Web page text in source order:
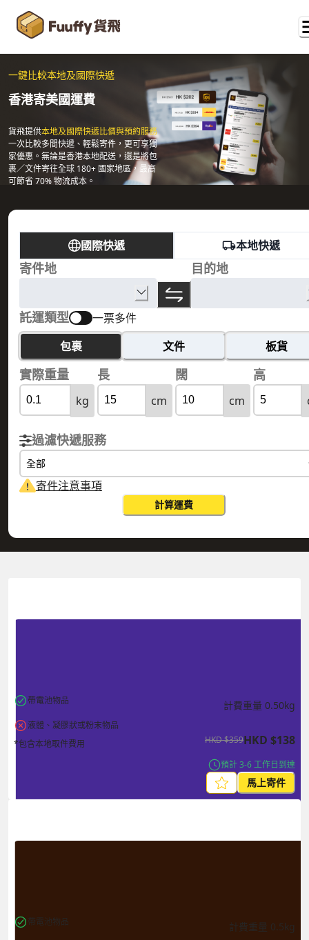
一鍵比較本地及國際快遞
香港寄美國運費
貨飛提供本地及國際快遞比價與預約服務
一次比較多間快遞、輕鬆寄件，更可享獨
家優惠。無論是香港本地配送，還是將包
裹／文件寄往全球 180+ 國家地區，最高
可節省 70% 物流成本。
國際快遞 本地快遞
寄件地 目的地
託運類型 一票多件
包裹 文件 板貨
實際重量 長 闊 高
kg cm cm
過濾快遞服務
全部
寄件注意事項
計算運費
帶電池物品
液體、凝膠狀或粉末物品
*包含本地取件費用
計費重量 0.50kg
HKD$359HKD $138
預計 3-6 工作日到達
馬上寄件
帶電池物品 計費重量 0.5kg